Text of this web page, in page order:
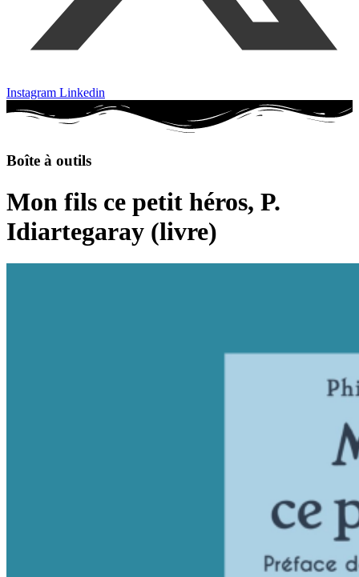
Instagram Linkedin
Boîte à outils
Mon fils ce petit héros, P.
Idiartegaray (livre)